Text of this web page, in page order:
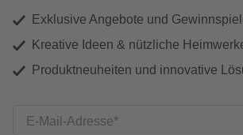
Exklusive Angebote und
Kreative Ideen & nützliche
Produktneuheiten und innovative
E-Mail-Adresse